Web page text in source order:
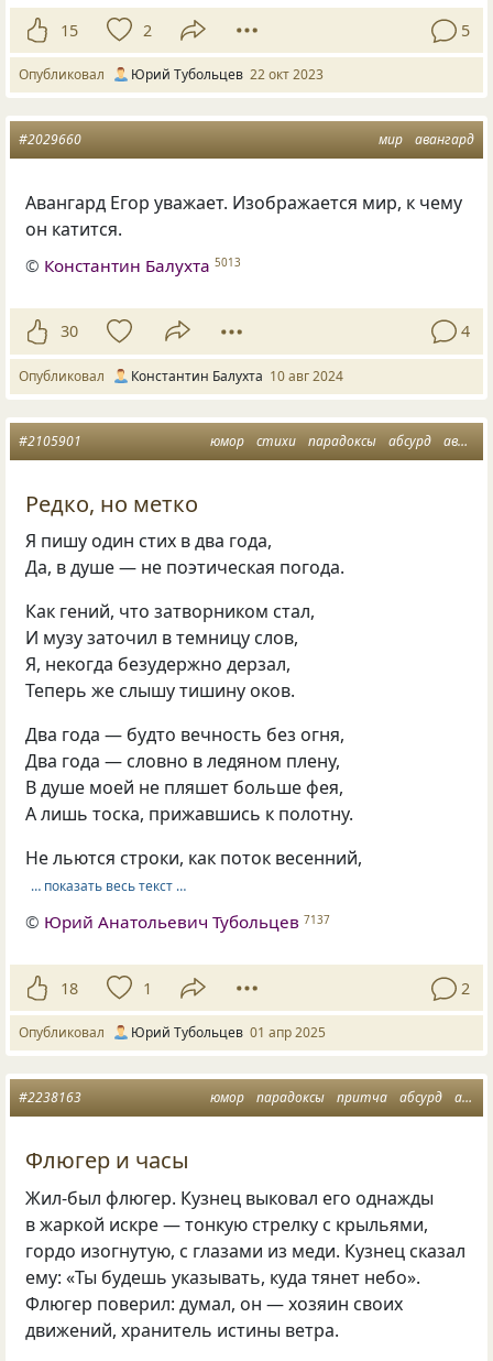
15 2 5
Опубликовал Юрий Тубольцев 22 окт 2023
мир авангард
#2029660
Авангард Егор уважает. Изображается мир, к чему
он катится.
© Константин Балухта 5013
30 4
Опубликовал Константин Балухта 10 авг 2024
юмор стихи парадоксы абсурд авангард
#2105901
Редко, но метко
Я пишу один стих в два года,
Да, в душе — не поэтическая погода.
Как гений, что затворником стал,
И музу заточил в темницу слов,
Я, некогда безудержно дерзал,
Теперь же слышу тишину оков.
Два года — будто вечность без огня,
Два года — словно в ледяном плену,
В душе моей не пляшет больше фея,
А лишь тоска, прижавшись к полотну.
Не льются строки, как поток весенний,
… показать весь текст …
© Юрий Анатольевич Тубольцев 7137
18 1 2
Опубликовал Юрий Тубольцев 01 апр 2025
юмор парадоксы притча абсурд авангард
#2238163
Флюгер и часы
Жил-был флюгер. Кузнец выковал его однажды
в жаркой искре — тонкую стрелку с крыльями,
гордо изогнутую, с глазами из меди. Кузнец сказал
ему: «Ты будешь указывать, куда тянет небо».
Флюгер поверил: думал, он — хозяин своих
движений, хранитель истины ветра.